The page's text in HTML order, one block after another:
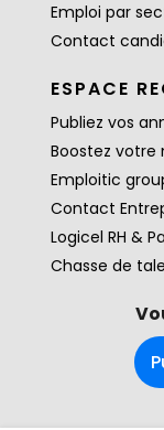
Emploi par
Contact
ESPACE
Publiez vos
Boostez
Emploitic
Contact
Logicel RH &
Chasse de